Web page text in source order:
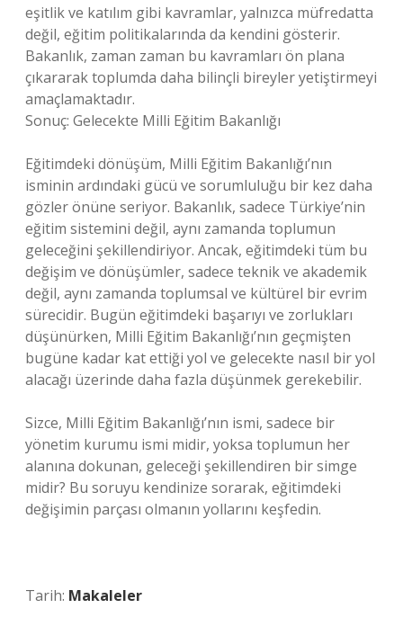
eşitlik ve katılım gibi kavramlar, yalnızca müfredatta
değil, eğitim politikalarında da kendini gösterir.
Bakanlık, zaman zaman bu kavramları ön plana
çıkararak toplumda daha bilinçli bireyler yetiştirmeyi
amaçlamaktadır.
Sonuç: Gelecekte Milli Eğitim Bakanlığı
Eğitimdeki dönüşüm, Milli Eğitim Bakanlığı’nın
isminin ardındaki gücü ve sorumluluğu bir kez daha
gözler önüne seriyor. Bakanlık, sadece Türkiye’nin
eğitim sistemini değil, aynı zamanda toplumun
geleceğini şekillendiriyor. Ancak, eğitimdeki tüm bu
değişim ve dönüşümler, sadece teknik ve akademik
değil, aynı zamanda toplumsal ve kültürel bir evrim
sürecidir. Bugün eğitimdeki başarıyı ve zorlukları
düşünürken, Milli Eğitim Bakanlığı’nın geçmişten
bugüne kadar kat ettiği yol ve gelecekte nasıl bir yol
alacağı üzerinde daha fazla düşünmek gerekebilir.
Sizce, Milli Eğitim Bakanlığı’nın ismi, sadece bir
yönetim kurumu ismi midir, yoksa toplumun her
alanına dokunan, geleceği şekillendiren bir simge
midir? Bu soruyu kendinize sorarak, eğitimdeki
değişimin parçası olmanın yollarını keşfedin.
Tarih: Makaleler